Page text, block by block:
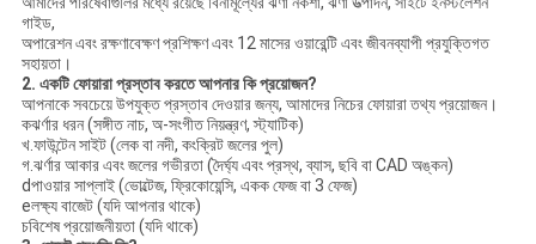
গাইড,
অপারেশন এবং রক্ষণাবেক্ষণ প্রশিক্ষণ এবং 12 মাসের ওয়ারেন্টি এবং জীবনব্যাপী প্রযুক্তিগত
সহায়তা।
2. একটি ফোয়ারা প্রস্তাব করতে আপনার কি প্রয়োজন?
আপনাকে সবচেয়ে উপযুক্ত প্রস্তাব দেওয়ার জন্য, আমাদের নিচের ফোয়ারা তথ্য প্রয়োজন।
কঝর্ণার ধরন (সঙ্গীত নাচ, অ-সংগীত নিয়ন্ত্রণ, স্ট্যাটিক)
খ.ফাউন্টেন সাইট (লেক বা নদী, কংক্রিট জলের পুল)
গ.ঝর্ণার আকার এবং জলের গভীরতা (দৈর্ঘ্য এবং প্রস্থ, ব্যাস, ছবি বা CAD অঙ্কন)
dপাওয়ার সাপ্লাই (ভোল্টেজ, ফ্রিকোয়েন্সি, একক ফেজ বা 3 ফেজ)
eলক্ষ্য বাজেট (যদি আপনার থাকে)
চবিশেষ প্রয়োজনীয়তা (যদি থাকে)